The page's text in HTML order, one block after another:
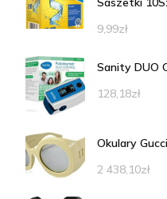
9,99zł
Sanity DUO
128,18zł
Okulary
2 438,10zł